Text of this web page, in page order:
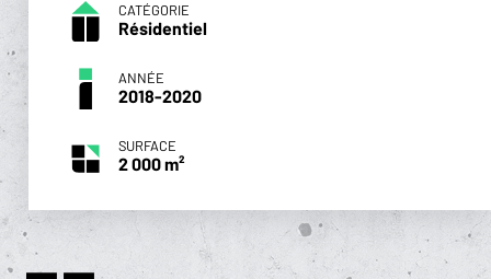
CATÉGORIE
Résidentiel
ANNÉE
2018-2020
SURFACE
2 000 m²